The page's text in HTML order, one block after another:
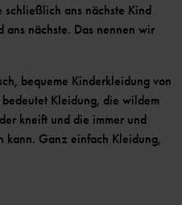
ans nächste Kind
nächste. Das nennen wir
bequeme Kinderkleidung von
Kleidung, die wildem
kneift und die immer und
kann. Ganz einfach Kleidung,